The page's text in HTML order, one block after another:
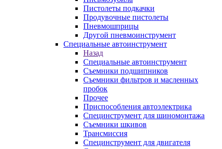
Пистолеты подкачки
Продувочные пистолеты
Пневмошприцы
Другой пневмоинструмент
Специальные автоинструмент
Назад
Специальные автоинструмент
Съемники подшипников
Съемники фильтров и масленных
пробок
Прочее
Приспособления автоэлектрика
Специнструмент для шиномонтажа
Съемники шкивов
Трансмиссия
Специнструмент для двигателя